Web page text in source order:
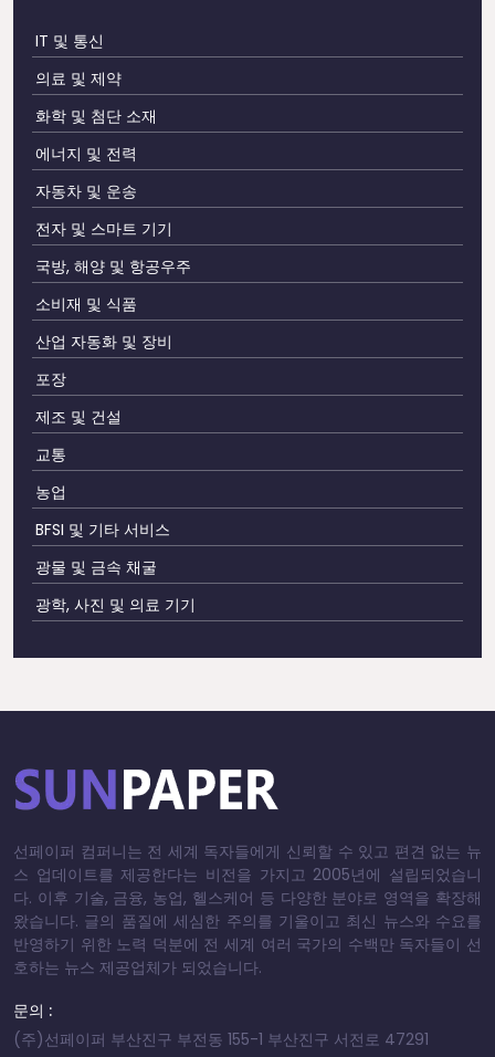
IT 및 통신
의료 및 제약
화학 및 첨단 소재
에너지 및 전력
자동차 및 운송
전자 및 스마트 기기
국방, 해양 및 항공우주
소비재 및 식품
산업 자동화 및 장비
포장
제조 및 건설
교통
농업
BFSI 및 기타 서비스
광물 및 금속 채굴
광학, 사진 및 의료 기기
선페이퍼 컴퍼니는 전 세계 독자들에게 신뢰할 수 있고 편견 없는 뉴
스 업데이트를 제공한다는 비전을 가지고 2005년에 설립되었습니
다. 이후 기술, 금융, 농업, 헬스케어 등 다양한 분야로 영역을 확장해
왔습니다. 글의 품질에 세심한 주의를 기울이고 최신 뉴스와 수요를
반영하기 위한 노력 덕분에 전 세계 여러 국가의 수백만 독자들이 선
호하는 뉴스 제공업체가 되었습니다.
문의 :
(주)선페이퍼 부산진구 부전동 155-1 부산진구 서전로 47291